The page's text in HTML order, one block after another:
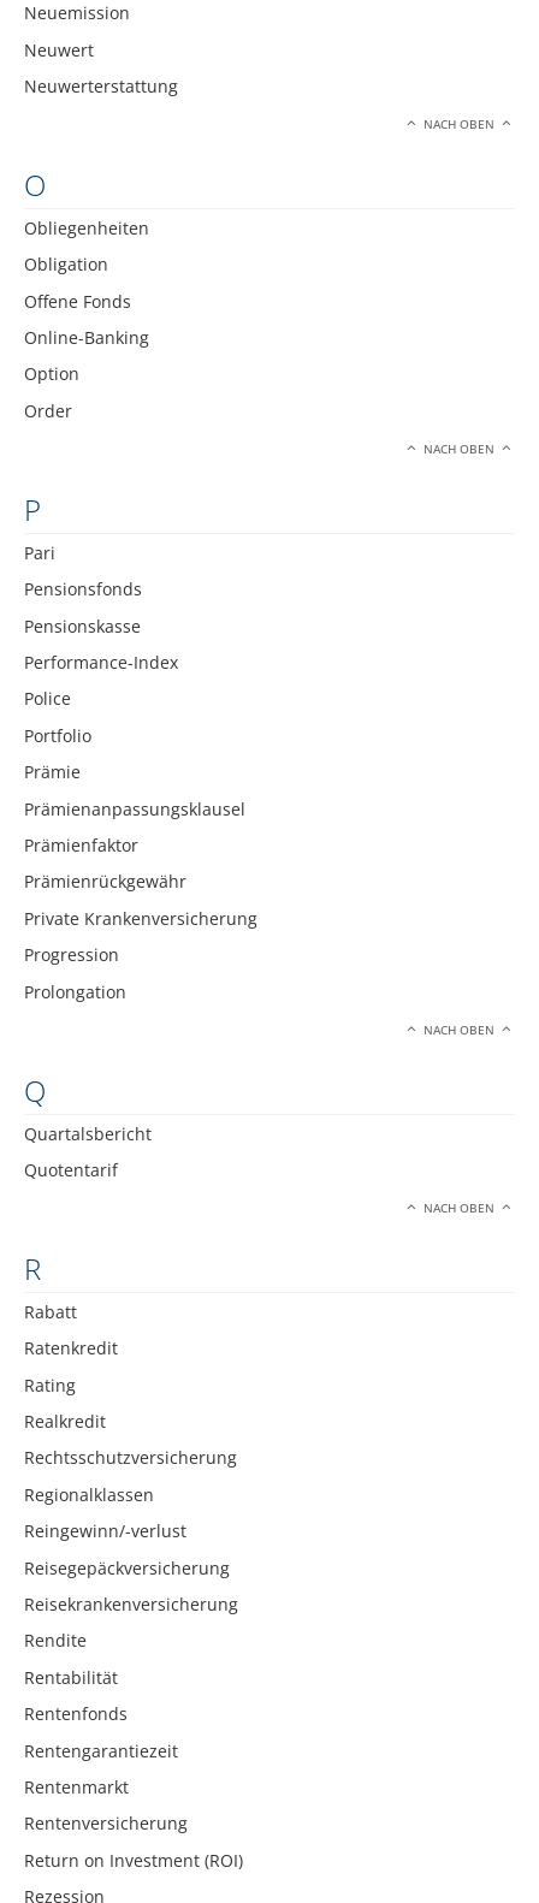
Neuemission
Neuwert
Neuwerterstattung
NACH OBEN
O
Obliegenheiten
Obligation
Offene Fonds
Online-Banking
Option
Order
NACH OBEN
P
Pari
Pensionsfonds
Pensionskasse
Performance-Index
Police
Portfolio
Prämie
Prämienanpassungsklausel
Prämienfaktor
Prämienrückgewähr
Private Krankenversicherung
Progression
Prolongation
NACH OBEN
Q
Quartalsbericht
Quotentarif
NACH OBEN
R
Rabatt
Ratenkredit
Rating
Realkredit
Rechtsschutzversicherung
Regionalklassen
Reingewinn/-verlust
Reisegepäckversicherung
Reisekrankenversicherung
Rendite
Rentabilität
Rentenfonds
Rentengarantiezeit
Rentenmarkt
Rentenversicherung
Return on Investment (ROI)
Rezession